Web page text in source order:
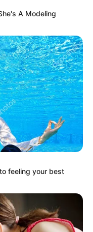
to feeling your
A Modeling
feeling your best